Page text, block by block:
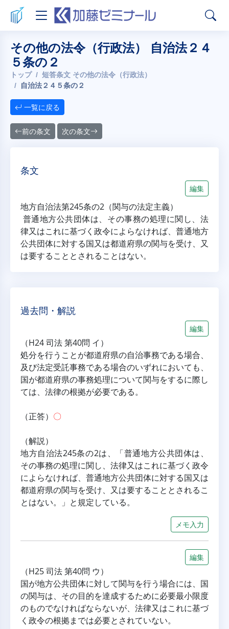
その他の法令（行政法） 自治法２４
５条の２
トップ
短答条文 その他の法令（行政法）
自治法２４５条の２
一覧に戻る
前の条文 次の条文
条文
編集
地方自治法第245条の2（関与の法定主義）
普通地方公共団体は、その事務の処理に関し、法
律又はこれに基づく政令によらなければ、普通地方
公共団体に対する国又は都道府県の関与を受け、又
は要することとされることはない。
過去問・解説
編集
（H24 司法 第40問 イ）
処分を行うことが都道府県の自治事務である場合、
及び法定受託事務である場合のいずれにおいても、
国が都道府県の事務処理について関与をするに際し
ては、法律の根拠が必要である。
（正答） 〇
（解説）
地方自治法245条の2は、「普通地方公共団体は、
その事務の処理に関し、法律又はこれに基づく政令
によらなければ、普通地方公共団体に対する国又は
都道府県の関与を受け、又は要することとされるこ
とはない。」と規定している。
メモ入力
編集
（H25 司法 第40問 ウ）
国が地方公共団体に対して関与を行う場合には、国
の関与は、その目的を達成するために必要最小限度
のものでなければならないが、法律又はこれに基づ
く政令の根拠までは必要とされていない。